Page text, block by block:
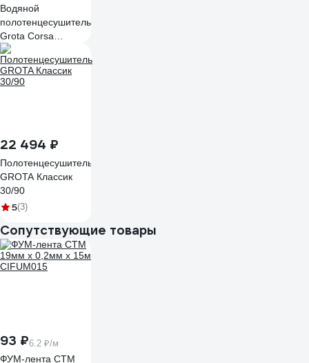
Водяной
полотенцесушитель
Grota Corsa
180x900 черный
Corsa 180x900 N
RAL9005
22 494 ₽
Полотенцесушитель
GROTA Классик
30/90
5(3)
Сопутствующие товары
93 ₽6.2 ₽/м
ФУМ-лента СТМ